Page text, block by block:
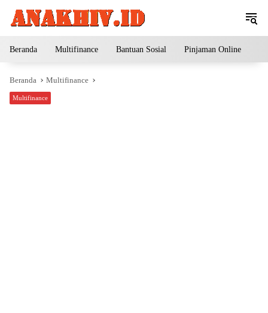
Beranda Multifinance Bantuan Sosial Pinjaman Online
Beranda Multifinance
Multifinance